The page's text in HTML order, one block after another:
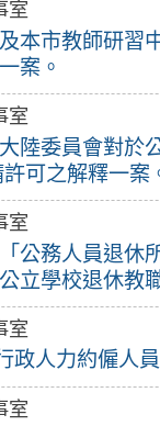
室
本市教師研習
案。
室
陸委員會對於
可之解釋一案
室
公務人員退休
立學校退休教
室
政人力約僱人
室